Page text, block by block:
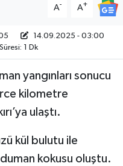
A- A+
14.09.2025 - 03:00
1 Dk
yangınları sonucu
kilometre
ulaştı.
kül bulutu ile
kokusu oluştu.